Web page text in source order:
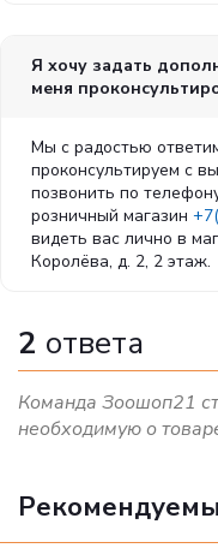
Я хочу задать
меня
Мы с радостью
проконсультируем с
позвонить по
розничный магазин
видеть вас лично в
Королёва, д. 2, 2 этаж.
2 ответа
Команда Зоошоп21
необходимую о